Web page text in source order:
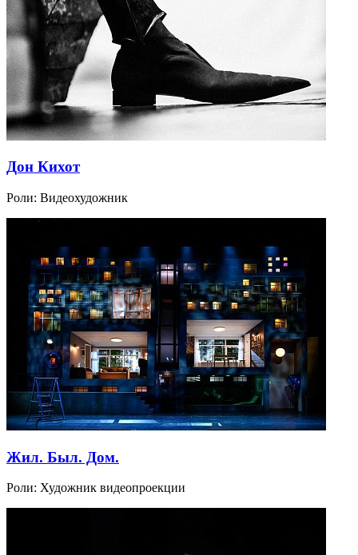
Дон Кихот
Роли: Видеохудожник
Жил. Был. Дом.
Роли: Художник видеопроекции